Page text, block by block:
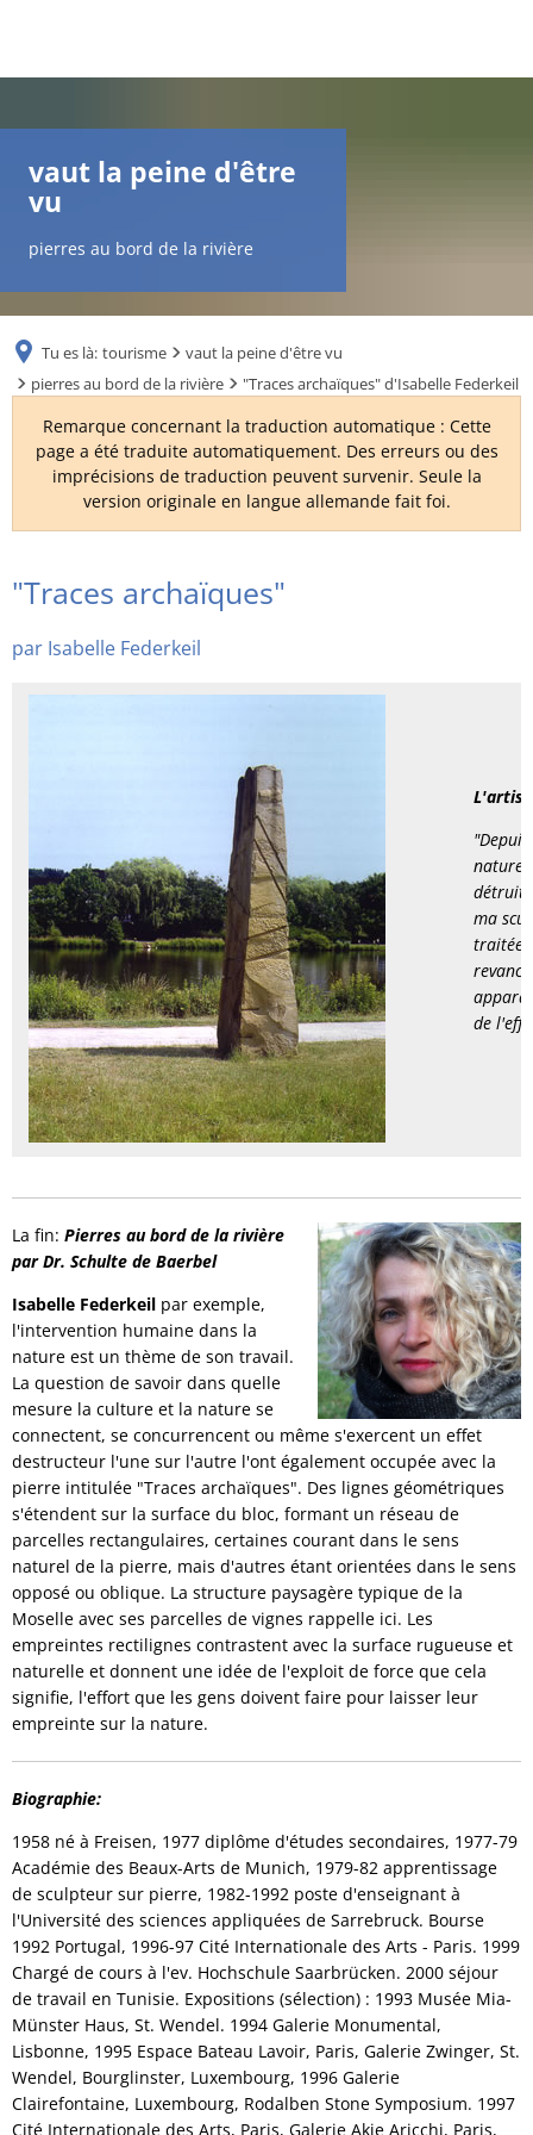
FR
TR
UK
vaut la peine d'être
vu
pierres au bord de la rivière
Tu es là: tourisme
vaut la peine d'être vu
pierres au bord de la rivière
"Traces archaïques" d'Isabelle Federkeil
Remarque concernant la traduction automatique : Cette
page a été traduite automatiquement. Des erreurs ou des
imprécisions de traduction peuvent survenir. Seule la
version originale en langue allemande fait foi.
"Traces
archaïques"
"Traces archaïques"
par Isabelle Federkeil
nature,
détruit.
ma
traitée,
de
La fin: Pierres au bord de la rivière
par Dr. Schulte de Baerbel
Isabelle Federkeil par exemple,
l'intervention humaine dans la
nature est un thème de son travail.
La question de savoir dans quelle
mesure la culture et la nature se
connectent, se concurrencent ou même s'exercent un effet
destructeur l'une sur l'autre l'ont également occupée avec la
pierre intitulée "Traces archaïques". Des lignes géométriques
s'étendent sur la surface du bloc, formant un réseau de
parcelles rectangulaires, certaines courant dans le sens
naturel de la pierre, mais d'autres étant orientées dans le sens
opposé ou oblique. La structure paysagère typique de la
Moselle avec ses parcelles de vignes rappelle ici. Les
empreintes rectilignes contrastent avec la surface rugueuse et
naturelle et donnent une idée de l'exploit de force que cela
signifie, l'effort que les gens doivent faire pour laisser leur
empreinte sur la nature.
Biographie:
1958 né à Freisen, 1977 diplôme d'études secondaires, 1977-79
Académie des Beaux-Arts de Munich, 1979-82 apprentissage
de sculpteur sur pierre, 1982-1992 poste d'enseignant à
l'Université des sciences appliquées de Sarrebruck. Bourse
1992 Portugal, 1996-97 Cité Internationale des Arts - Paris. 1999
Chargé de cours à l'ev. Hochschule Saarbrücken. 2000 séjour
de travail en Tunisie. Expositions (sélection) : 1993 Musée Mia-
Münster Haus, St. Wendel. 1994 Galerie Monumental,
Lisbonne, 1995 Espace Bateau Lavoir, Paris, Galerie Zwinger, St.
Wendel, Bourglinster, Luxembourg, 1996 Galerie
Clairefontaine, Luxembourg, Rodalben Stone Symposium. 1997
Cité Internationale des Arts, Paris, Galerie Akie Aricchi, Paris,